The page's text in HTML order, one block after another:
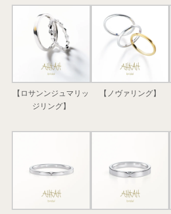
【ロサンンジュマリッ
ジリング】
【ノヴァリング】